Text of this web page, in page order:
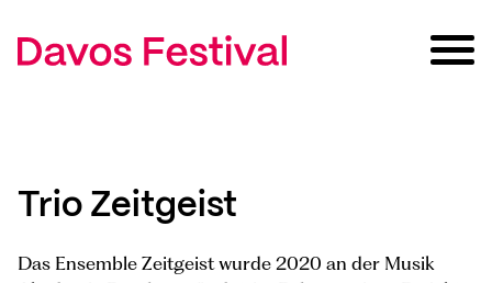
Trio Zeitgeist
Das Ensemble Zeitgeist wurde 2020 an der Musik